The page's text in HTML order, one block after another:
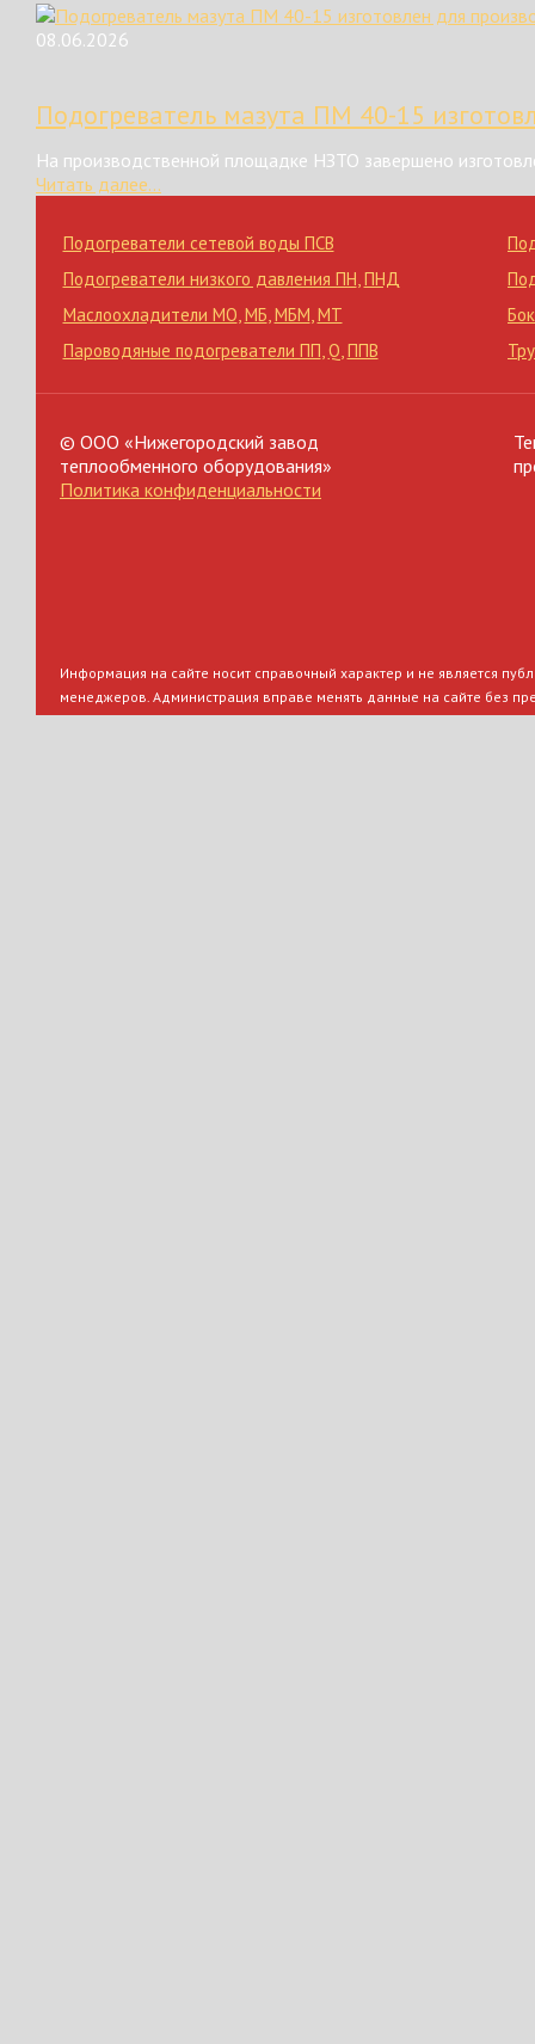
08.06.2026
Подогреватель мазута ПМ 40-15
На производственной площадке НЗТО завершено
Читать далее...
Подогреватели сетевой воды ПСВ
Подогреватели низкого давления ПН,ПНД
Маслоохладители МО,МБ,МБМ,МТ
Пароводяные подогреватели ПП,Q,ППВ
© ООО «Нижегородский завод
теплообменного оборудования»
Политика конфиденциальности
Информация на сайте носит справочный характер и не является
менеджеров. Администрация вправе менять данные на сайте без